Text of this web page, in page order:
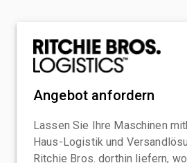
Angebot anfordern
Lassen Sie Ihre Maschinen
Haus-Logistik und
Ritchie Bros. dorthin liefern,